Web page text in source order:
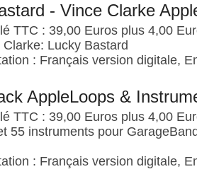
- Vince Clarke
TTC : 39,00 Euros plus 4,00
Lucky Bastard
: Français version digitale,
AppleLoops &
TTC : 39,00 Euros plus 4,00
55 instruments pour
: Français version digitale,